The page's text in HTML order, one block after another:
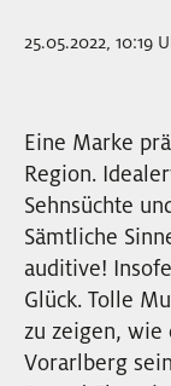
VISION
EVENTS
25.05.2022, 10:19
Eine Marke
Region.
Sehnsüchte
Sämtliche
auditive!
Glück. Tolle
zu zeigen, wie
Vorarlberg